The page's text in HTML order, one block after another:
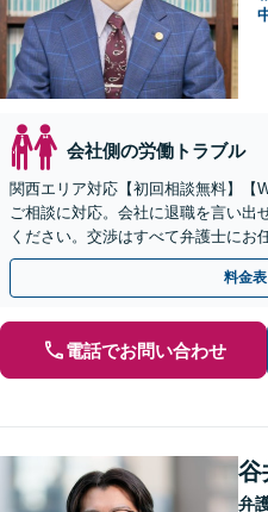
会社側の労働トラブル
関西エリア対応【初回相談無料】【
ご相談に対応。会社に退職を言い出
ください。交渉はすべて弁護士にお
を尊重した迅速な解決を目指します
料金
電話でお問い合わせ
谷
弁